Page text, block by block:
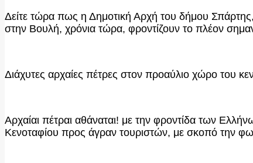
Δείτε τώρα πως η Δημοτική Αρχή του δήμου
στην Βουλή, χρόνια τώρα, φροντίζουν το πλέον
Διάχυτες αρχαίες πέτρες στον προαύλιο χώρο του
Αρχαίαι πέτραι αθάναται! με την φροντίδα των
Κενοταφίου προς άγραν τουριστών, με σκοπό την